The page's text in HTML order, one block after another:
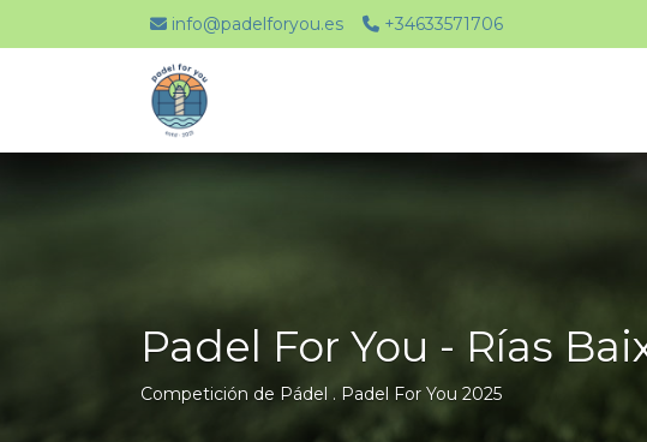
info@padelforyou.es +34633571706
Padel For You - Rías
Competición de Pádel . Padel For You 2025